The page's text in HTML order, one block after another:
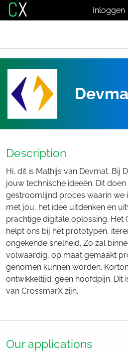
CX Inloggen
Description
Hi, dit is Mathijs van Devmat. Bij
jouw technische ideeën. Dit
gestroomlijnd proces waarin we
met jou, het idee uitdenken en
prachtige digitale oplossing. Het
helpt ons bij het prototypen,
ongekende snelheid. Zo zal
volwaardig, op maat gemaakt
genomen kunnen worden.
ontwikkeltijd; geen hoofdpijn. Dit
van CrossmarX zijn.
Our applications